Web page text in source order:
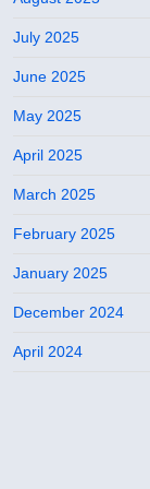
July 2025
June 2025
May 2025
April 2025
March 2025
February 2025
January 2025
December 2024
April 2024